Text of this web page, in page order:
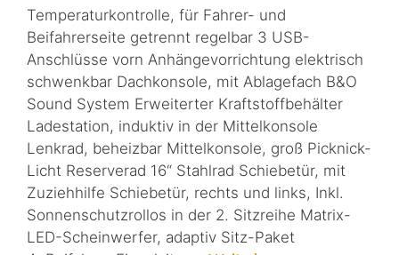
Temperaturkontrolle, für Fahrer- und
Beifahrerseite getrennt regelbar 3 USB-
Anschlüsse vorn Anhängevorrichtung elektrisch
schwenkbar Dachkonsole, mit Ablagefach B&O
Sound System Erweiterter Kraftstoffbehälter
Ladestation, induktiv in der Mittelkonsole
Lenkrad, beheizbar Mittelkonsole, groß Picknick-
Licht Reserverad 16“ Stahlrad Schiebetür, mit
Zuziehhilfe Schiebetür, rechts und links, Inkl.
Sonnenschutzrollos in der 2. Sitzreihe Matrix-
LED-Scheinwerfer, adaptiv Sitz-Paket